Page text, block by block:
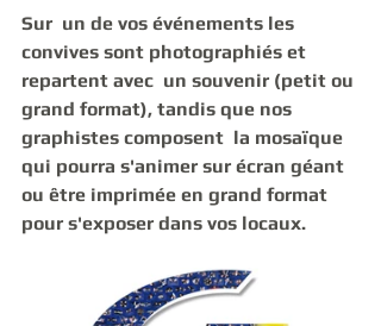
Sur  un de vos événements les
convives sont photographiés et
repartent avec  un souvenir (petit ou
grand format), tandis que nos
graphistes composent  la mosaïque
qui pourra s'animer sur écran géant
ou être imprimée en grand format
pour s'exposer dans vos locaux.